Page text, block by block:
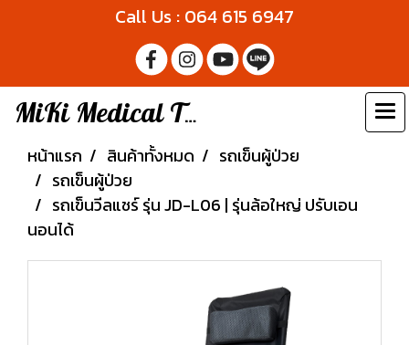
Call Us : 064 615 6947
MiKi Medical Thailand
หน้าแรก สินค้าทั้งหมด
รถเข็นผู้ป่วย
รถเข็นผู้ป่วย
รถเข็นวีลแชร์ รุ่น JD-L06 | รุ่นล้อใหญ่ ปรับเอน
นอนได้